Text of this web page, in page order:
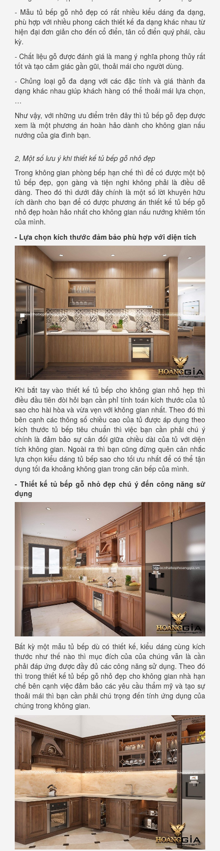
- Mẫu tủ bếp gỗ nhỏ đẹp có rất nhiều kiểu dáng đa dạng,
phù hợp với nhiều phong cách thiết kế đa dạng khác nhau từ
hiện đại đơn giản cho đến cổ điển, tân cổ điển quý phái, cầu
kỳ.
- Chất liệu gỗ được đánh giá là mang ý nghĩa phong thủy rất
tốt và tạo cảm giác gần gũi, thoải mái cho người dùng.
- Chủng loại gỗ đa dạng với các đặc tính và giá thành đa
dạng khác nhau giúp khách hàng có thể thoải mái lựa chọn,
…
Như vậy, với những ưu điểm trên đây thì tủ bếp gỗ đẹp được
xem là một phương án hoàn hảo dành cho không gian nấu
nướng của gia đình bạn.
2, Một số lưu ý khi thiết kế tủ bếp gỗ nhỏ đẹp
Trong không gian phòng bếp hạn chế thì để có được một bộ
tủ bếp đẹp, gọn gàng và tiện nghi không phải là điều dễ
dàng. Theo đó thì dưới đây chính là một số lời khuyên hữu
ích dành cho bạn để có được phương án thiết kế tủ bếp gỗ
nhỏ đẹp hoàn hảo nhất cho không gian nấu nướng khiêm tốn
của mình.
- Lựa chọn kích thước đảm bảo phù hợp với diện tích
Khi bắt tay vào thiết kế tủ bếp cho không gian nhỏ hẹp thì
điều đầu tiên đòi hỏi bạn cần phỉ tính toán kích thước của tủ
sao cho hài hòa và vừa vẹn với không gian nhất. Theo đó thì
bên cạnh các thông số chiều cao của tủ được áp dụng theo
kích thước tủ bếp tiêu chuẩn thì việc bạn cần phải chú ý
chính là đảm bảo sự cân đối giữa chiều dài của tủ với diện
tích không gian. Ngoài ra thì bạn cũng đừng quên cân nhắc
lựa chọn kiểu dáng tủ bếp sao cho tối ưu nhất để có thể tận
dụng tối đa khoảng không gian trong căn bếp của mình.
- Thiết kế tủ bếp gỗ nhỏ đẹp chú ý đến công năng sử
dụng
Bất kỳ một mẫu tủ bếp dù có thiết kế, kiểu dáng cùng kích
thước như thế nào thì mục đích của của chúng vẫn là cần
phải đáp ứng được đầy đủ các công năng sử dụng. Theo đó
thì trong thiết kế tủ bếp gỗ nhỏ đẹp cho không gian nhà hạn
chế bên cạnh việc đảm bảo các yêu cầu thẩm mỹ và tạo sự
thoải mái thì bạn cần phải chú trọng đến tính ứng dụng của
chúng trong không gian.